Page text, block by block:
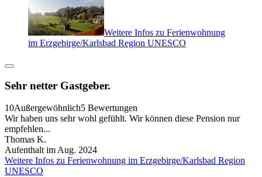
Weitere Infos zu Ferienwohnung
im Erzgebirge/Karlsbad Region UNESCO
Sehr netter Gastgeber.
10Außergewöhnlich5 Bewertungen
Wir haben uns sehr wohl gefühlt. Wir können diese Pension nur
empfehlen...
Thomas K.
Aufenthalt im Aug. 2024
Weitere Infos zu Ferienwohnung im Erzgebirge/Karlsbad Region
UNESCO